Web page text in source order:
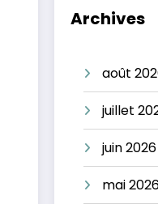
Archives
août
juillet
juin 2026
mai